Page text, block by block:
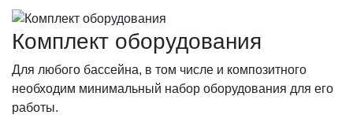
Комплект оборудования
Для любого бассейна, в том числе и композитного
необходим минимальный набор оборудования для его
работы.